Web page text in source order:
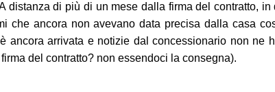
distanza di più di un mese dalla firma del contratto,
che ancora non avevano data precisa dalla casa
ancora arrivata e notizie dal concessionario non
del contratto? non essendoci la consegna).